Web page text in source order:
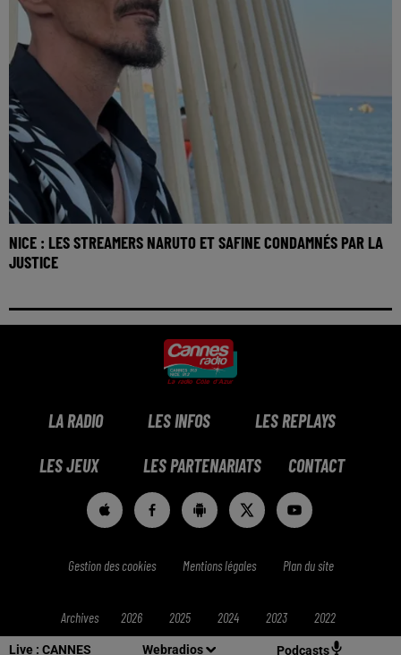
Live : CANNES Webradios Podcasts
NICE : LES STREAMERS NARUTO ET SAFINE CONDAMNÉS PAR LA
JUSTICE
LA RADIO LES INFOS LES REPLAYS
LES JEUX LES PARTENARIATS CONTACT
Gestion des cookies Mentions légales Plan du site
Archives 2026 2025 2024 2023 2022